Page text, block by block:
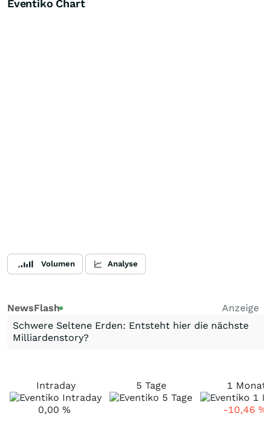
Eventiko Chart
Volumen Analyse
NewsFlash
Anzeige
Schwere Seltene Erden: Entsteht hier die nächste
Milliardenstory?
Intraday
0,00 %
5 Tage 1 Monat
-10,46 %